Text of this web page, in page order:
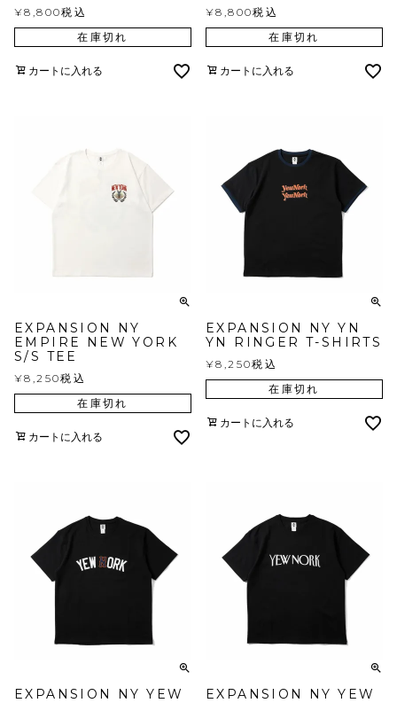
¥8,800税込
在庫切れ
カートに入れる
¥8,800税込
在庫切れ
カートに入れる
EXPANSION NY
EMPIRE NEW YORK
S/S TEE
¥8,250税込
在庫切れ
カートに入れる
EXPANSION NY YN
YN RINGER T-SHIRTS
¥8,250税込
在庫切れ
カートに入れる
EXPANSION NY YEW
EXPANSION NY YEW